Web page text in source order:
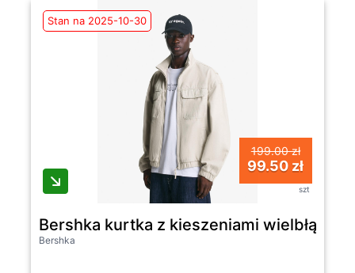
Stan na 2025-10-30
199.00 zł
99.50 zł
szt
Bershka kurtka z kieszeniami wielbłądzi
Bershka